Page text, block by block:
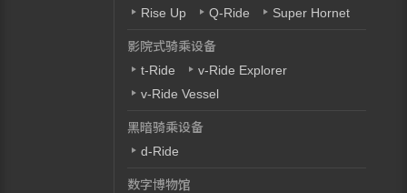
Rise Up
Q-Ride Super Hornet
影院式骑乘设备
t-Ride
v-Ride Explorer
v-Ride Vessel
黑暗骑乘设备
d-Ride
数字博物馆